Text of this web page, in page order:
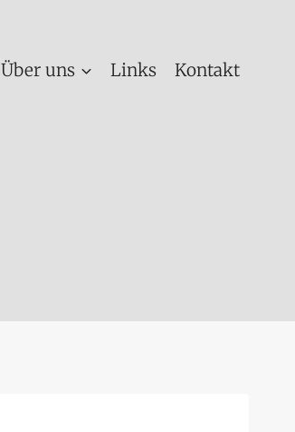
Über uns Links Kontakt